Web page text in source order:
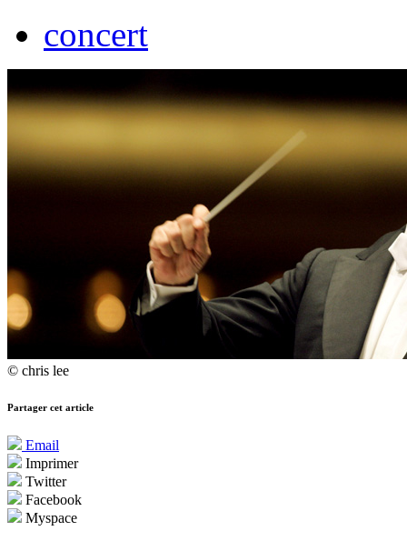
concert
© chris lee
Partager cet article
Email
Imprimer
Twitter
Facebook
Myspace